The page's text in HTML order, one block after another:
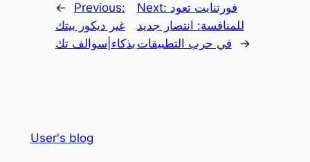
←
Previous:
غير ديكور بيتك
بذكاء|سوالف تك
Next: فورتنايت تعود
للمنافسة: انتصار جديد
في حرب التطبيقات
→
User's blog